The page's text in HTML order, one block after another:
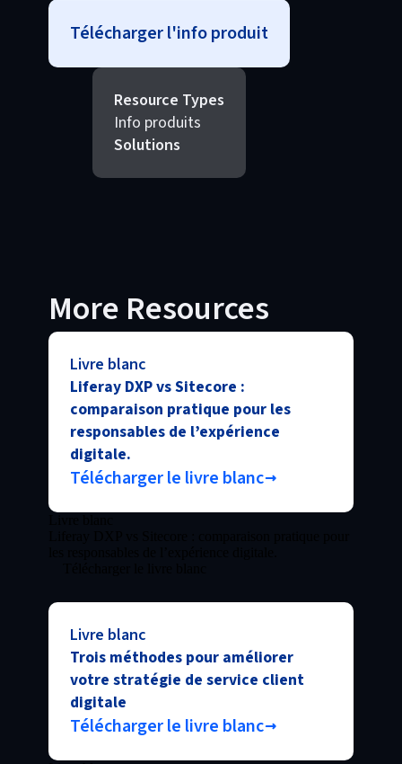
Télécharger l'info produit
Resource Types
Info produits
Solutions
More Resources
Livre blanc
Liferay DXP vs Sitecore :
comparaison pratique pour les
responsables de l’expérience
digitale.
Télécharger le livre blanc
Livre blanc
Trois méthodes pour améliorer
votre stratégie de service client
digitale
Télécharger le livre blanc